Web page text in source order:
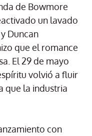
de Bowmore
un lavado
Duncan
que el romance
El 29 de mayo
volvió a fluir
que la industria
con